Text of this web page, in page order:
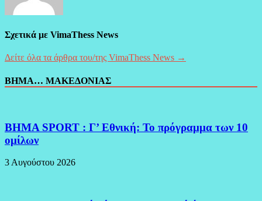
Σχετικά με VimaThess News
Δείτε όλα τα άρθρα του/της VimaThess News →
ΒΗΜΑ… ΜΑΚΕΔΟΝΙΑΣ
BHMA SPORT : Γ’ Εθνική: Το πρόγραμμα των 10
ομίλων
3 Αυγούστου 2026